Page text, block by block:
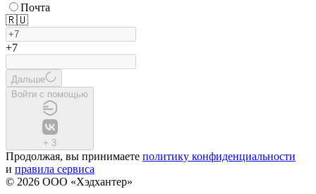
Почта
🇷🇺
+7
Дальше
Войти с помощью
+ 3
Продолжая, вы принимаете политику конфиденциальности
и правила сервиса
© 2026 ООО «Хэдхантер»